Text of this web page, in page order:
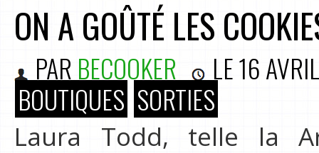
ON A GOÛTÉ LES
PAR BECOOKER LE16
BOUTIQUES SORTIES
Laura Todd, telle la